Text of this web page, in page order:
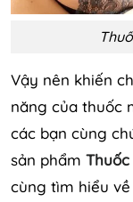
Vậy nên khiến
năng của thuốc
các bạn cùng
sản phẩm
cùng tìm hiểu